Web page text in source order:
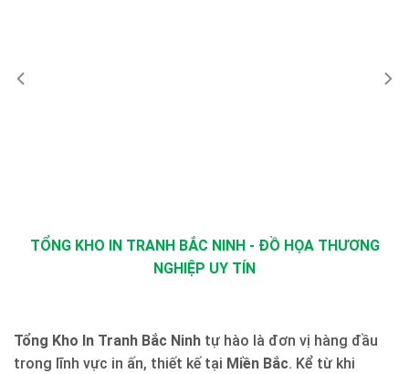
TỔNG KHO IN TRANH BẮC NINH - ĐỒ HỌA THƯƠNG
NGHIỆP UY TÍN
Tổng Kho In Tranh Bắc Ninh tự hào là đơn vị hàng đầu
trong lĩnh vực in ấn, thiết kế tại Miền Bắc. Kể từ khi